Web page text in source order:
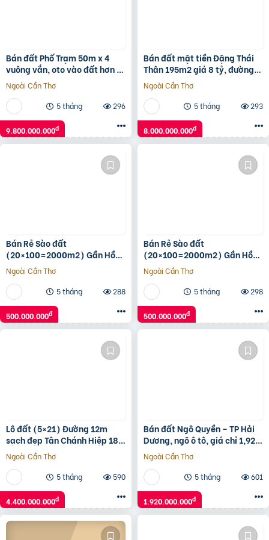
Bán đất Phố Trạm 50m x 4
vuông vắn, oto vào đất hơn 9
tỷ TL. LH 0936123469
Ngoài Cần Thơ
5 tháng
296
9.800.000.000đ
Bán đất mặt tiền Đặng Thái
Thân 195m2 giá 8 tỷ, đường
7m5, sổ sẵn chính chủ
Ngoài Cần Thơ
5 tháng
293
8.000.000.000đ
Bán Rẻ Sào đất
(20×100=2000m2) Gần Hồ
Du Lịch Thanh An, Dân Cư
đông, Thuận Tiện Buôn Bán,
500tr
Ngoài Cần Thơ
5 tháng
288
500.000.000đ
Bán Rẻ Sào đất
(20×100=2000m2) Gần Hồ
Du Lịch Thanh An, Dân Cư
đông, Thuận Tiện Buôn Bán,
500tr
Ngoài Cần Thơ
5 tháng
298
500.000.000đ
Lô đất (5×21) Đường 12m
sạch đẹp Tân Chánh Hiệp 18,
Quận 12, giá rẻ 4.4 tỷ
Ngoài Cần Thơ
5 tháng
590
4.400.000.000đ
Bán đất Ngô Quyền – TP Hải
Dương, ngõ ô tô, giá chỉ 1,92
tỷ cực tiềm năng
Ngoài Cần Thơ
5 tháng
601
1.920.000.000đ